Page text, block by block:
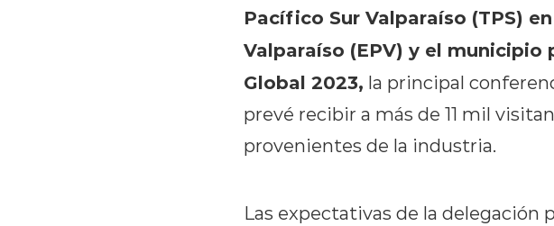
Pacífico Sur Valparaíso (TPS)
Valparaíso (EPV) y el
Global 2023, la principal
prevé recibir a más de 11 mil
provenientes de la industria.
Las expectativas de la delegación